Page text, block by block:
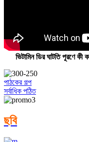
ভিটামিন ডির ঘাটতি পূরণে কী
পাঠকের গল্প
সর্বাধিক পঠিত
ছবি